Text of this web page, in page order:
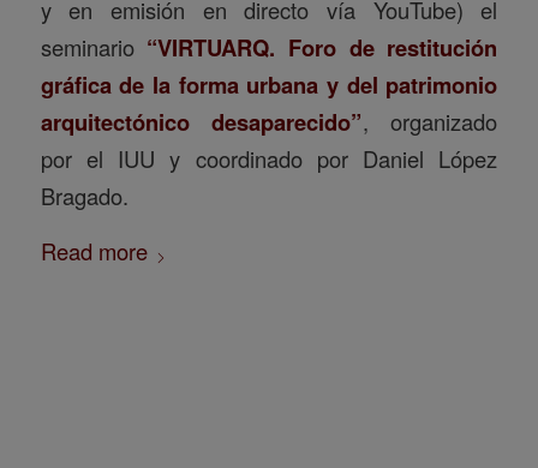
y en emisión en directo vía YouTube) el
seminario “VIRTUARQ. Foro de restitución
gráfica de la forma urbana y del patrimonio
arquitectónico desaparecido”, organizado
por el IUU y coordinado por Daniel López
Bragado.
Read more